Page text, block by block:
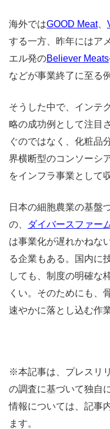
海外ではGOOD Meat、
する一方、昨年にはア
エル発のBeliever Meats
などが事業終了に至る
そうした中で、インテ
略の成功例として注目
ぐのではなく、化粧品
界横断型のコンソーシ
をインフラ事業として
日本の細胞農業の基盤
の、
ダイバースファー
は事業化が遅れかねな
る企業もある。国内に
しても、制度の明確な
くい。そのためにも、
速やかに落とし込む作
※本記事は、プレスリ
の調査に基づいて独自
情報については、記事
ます。